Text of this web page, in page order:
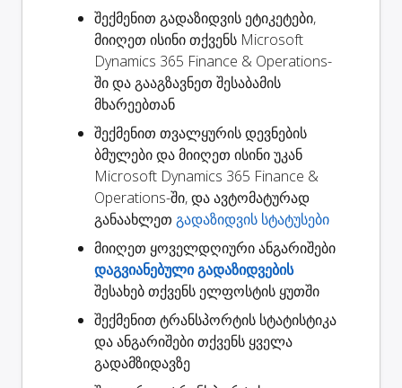
შექმენით გადაზიდვის ეტიკეტები,
მიიღეთ ისინი თქვენს Microsoft
Dynamics 365 Finance & Operations-
ში და გააგზავნეთ შესაბამის
მხარეებთან
შექმენით თვალყურის დევნების
ბმულებიდა მიიღეთ ისინი უკან
Microsoft Dynamics 365 Finance &
Operations-ში, და ავტომატურად
განაახლეთ გადაზიდვის სტატუსები
მიიღეთ ყოველდღიური ანგარიშები
დაგვიანებული გადაზიდვების
შესახებ თქვენს ელფოსტის ყუთში
შექმენით ტრანსპორტის სტატისტიკა
და ანგარიშები თქვენს ყველა
გადამზიდავზე